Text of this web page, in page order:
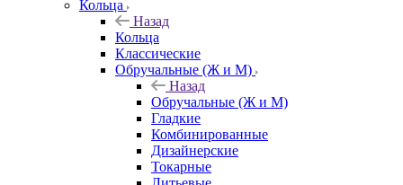
Кольца
Назад
Кольца
Классические
Обручальные (Ж и М)
Назад
Обручальные (Ж и М)
Гладкие
Комбинированные
Дизайнерские
Токарные